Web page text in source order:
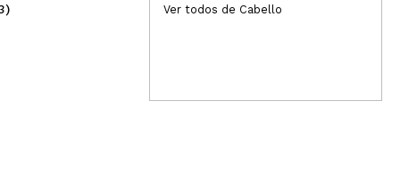
(7)
Ver todos de Cabello